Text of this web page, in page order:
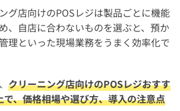
グ店向けのPOSレジは製品ごとに機能
、自店に合わないものを選ぶと、預か
理といった現場業務をうまく効率化で
クリーニング店向けのPOSレジおすす
、価格相場や選び方、導入の注意点